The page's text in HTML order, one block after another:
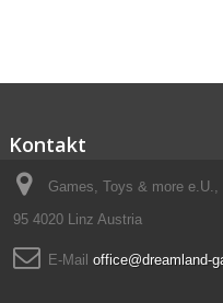
Kontakt
Games, Toys & more
95 4020 Linz Austria
E-Mail office@dreamland-